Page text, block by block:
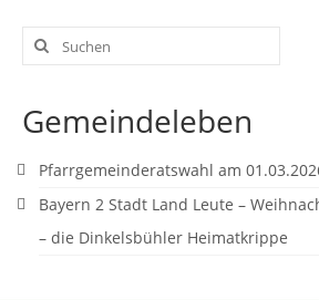
Suche
nach:
Gemeindeleben
Pfarrgemeinderatswahl am
Bayern 2 Stadt Land Leute –
– die Dinkelsbühler Heimatkrippe